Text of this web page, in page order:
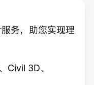
务，助您实现理
Civil 3D、